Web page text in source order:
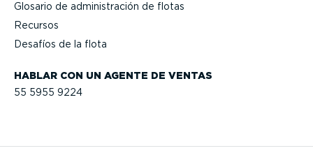
HABLAR CON UN AGENTE DE VENTAS
55 5955 9224
Glosario de adminis­tración de flotas
Recursos
Desafíos de la flota